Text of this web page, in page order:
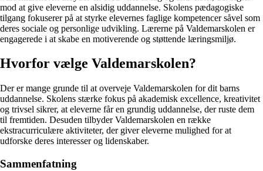
mod at give eleverne en alsidig uddannelse. Skolens pædagogiske
tilgang fokuserer på at styrke elevernes faglige kompetencer såvel som
deres sociale og personlige udvikling. Lærerne på Valdemarskolen er
engagerede i at skabe en motiverende og støttende læringsmiljø.
Hvorfor vælge Valdemarskolen?
Der er mange grunde til at overveje Valdemarskolen for dit barns
uddannelse. Skolens stærke fokus på akademisk excellence, kreativitet
og trivsel sikrer, at eleverne får en grundig uddannelse, der ruste dem
til fremtiden. Desuden tilbyder Valdemarskolen en række
ekstracurriculære aktiviteter, der giver eleverne mulighed for at
udforske deres interesser og lidenskaber.
Sammenfatning